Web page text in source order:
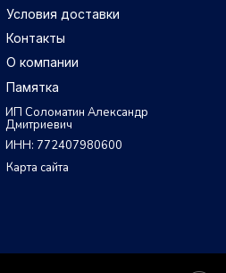
Карта сайта
ИНН: 772407980600
ИП Соломатин Александр
Дмитриевич
Памятка
О компании
Контакты
Условия доставки